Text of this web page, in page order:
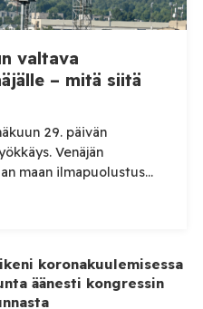
valtava
– mitä siitä
29. päivän
Venäjän
maan ilmapuolustus
lennokkia. Iskuissa
yhteensä 295
kerrotaan torjutun
Mustanmeren ja
koronakuulemisessa
äänesti kongressin